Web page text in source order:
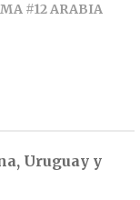
#12 ARABIA
Uruguay y